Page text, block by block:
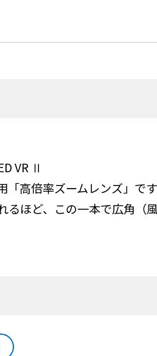
VR Ⅱ
高倍率ズームレンズ」です
るほど、この一本で広角